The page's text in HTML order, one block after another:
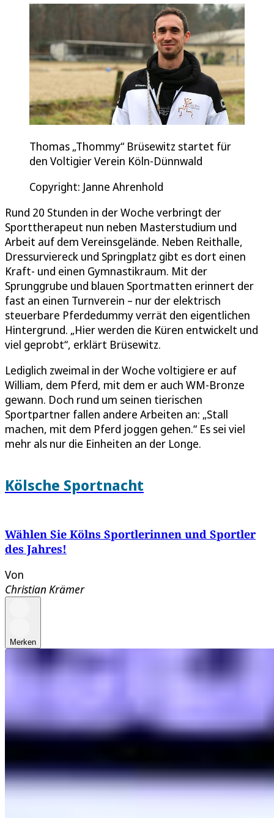
Thomas „Thommy“ Brüsewitz startet für
den Voltigier Verein Köln-Dünnwald
Copyright: Janne Ahrenhold
Rund 20 Stunden in der Woche verbringt der
Sporttherapeut nun neben Masterstudium und
Arbeit auf dem Vereinsgelände. Neben Reithalle,
Dressurviereck und Springplatz gibt es dort einen
Kraft- und einen Gymnastikraum. Mit der
Sprunggrube und blauen Sportmatten erinnert der
fast an einen Turnverein – nur der elektrisch
steuerbare Pferdedummy verrät den eigentlichen
Hintergrund. „Hier werden die Küren entwickelt und
viel geprobt“, erklärt Brüsewitz.
Lediglich zweimal in der Woche voltigiere er auf
William, dem Pferd, mit dem er auch WM-Bronze
gewann. Doch rund um seinen tierischen
Sportpartner fallen andere Arbeiten an: „Stall
machen, mit dem Pferd joggen gehen.“ Es sei viel
mehr als nur die Einheiten an der Longe.
Kölsche Sportnacht
Wählen Sie Kölns Sportlerinnen und Sportler
des Jahres!
Von
Christian Krämer
Merken